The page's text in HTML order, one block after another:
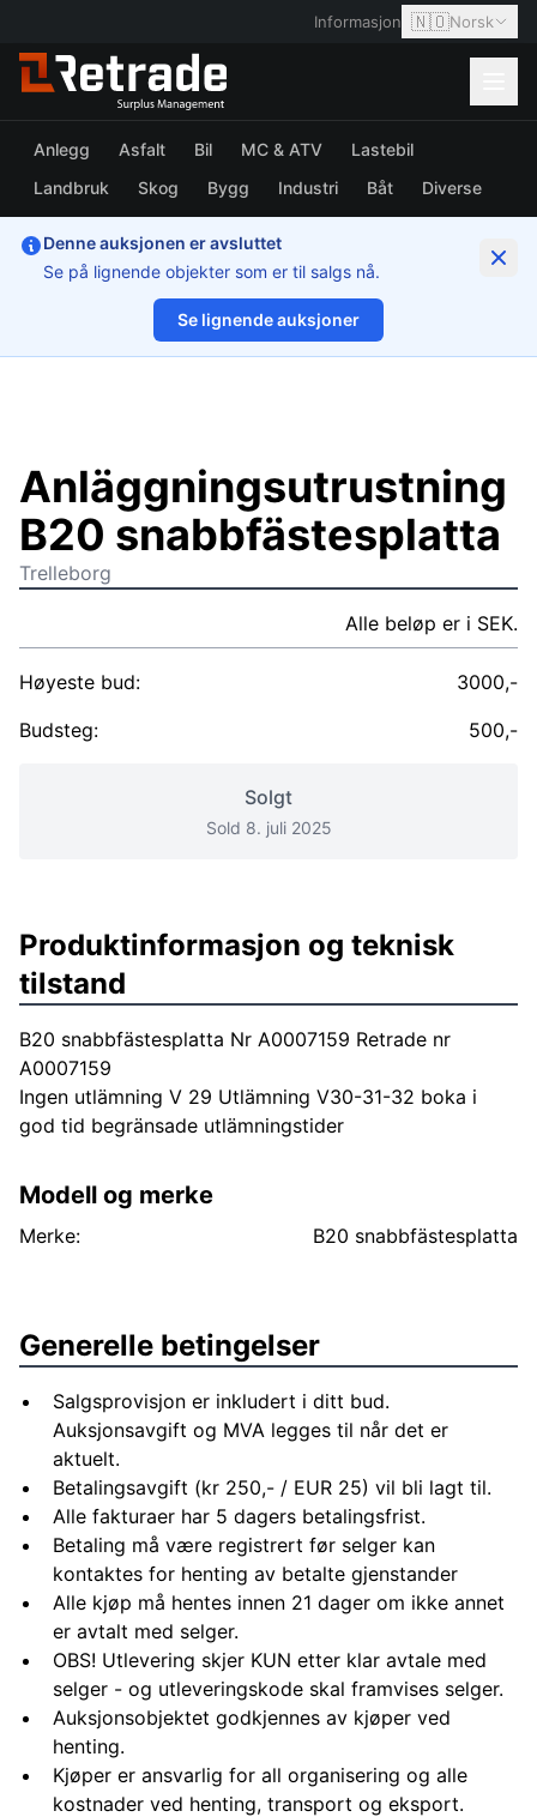
Informasjon 🇳🇴Norsk
Anlegg Asfalt Bil MC & ATV
Lastebil
Landbruk
Skog Bygg Industri Båt Diverse
Denne auksjonen er avsluttet
Se på lignende objekter som er til salgs nå.
Se lignende auksjoner
1/7
Anläggningsutrustning
B20 snabbfästesplatta
Trelleborg
Alle beløp er i SEK.
Høyeste bud:
3000,-
Budsteg:
500,-
Solgt
Sold 8. juli 2025
Produktinformasjon og teknisk
tilstand
B20 snabbfästesplatta Nr A0007159 Retrade nr
A0007159
Ingen utlämning V 29 Utlämning V30-31-32 boka i
god tid begränsade utlämningstider
Modell og merke
Merke: B20 snabbfästesplatta
Generelle betingelser
Salgsprovisjon er inkludert i ditt bud.
Auksjonsavgift og MVA legges til når det er
aktuelt.
Betalingsavgift (kr 250,- / EUR 25) vil bli lagt til.
Alle fakturaer har 5 dagers betalingsfrist.
Betaling må være registrert før selger kan
kontaktes for henting av betalte gjenstander
Alle kjøp må hentes innen 21 dager om ikke annet
er avtalt med selger.
OBS! Utlevering skjer KUN etter klar avtale med
selger - og utleveringskode skal framvises selger.
Auksjonsobjektet godkjennes av kjøper ved
henting.
Kjøper er ansvarlig for all organisering og alle
kostnader ved henting, transport og eksport.